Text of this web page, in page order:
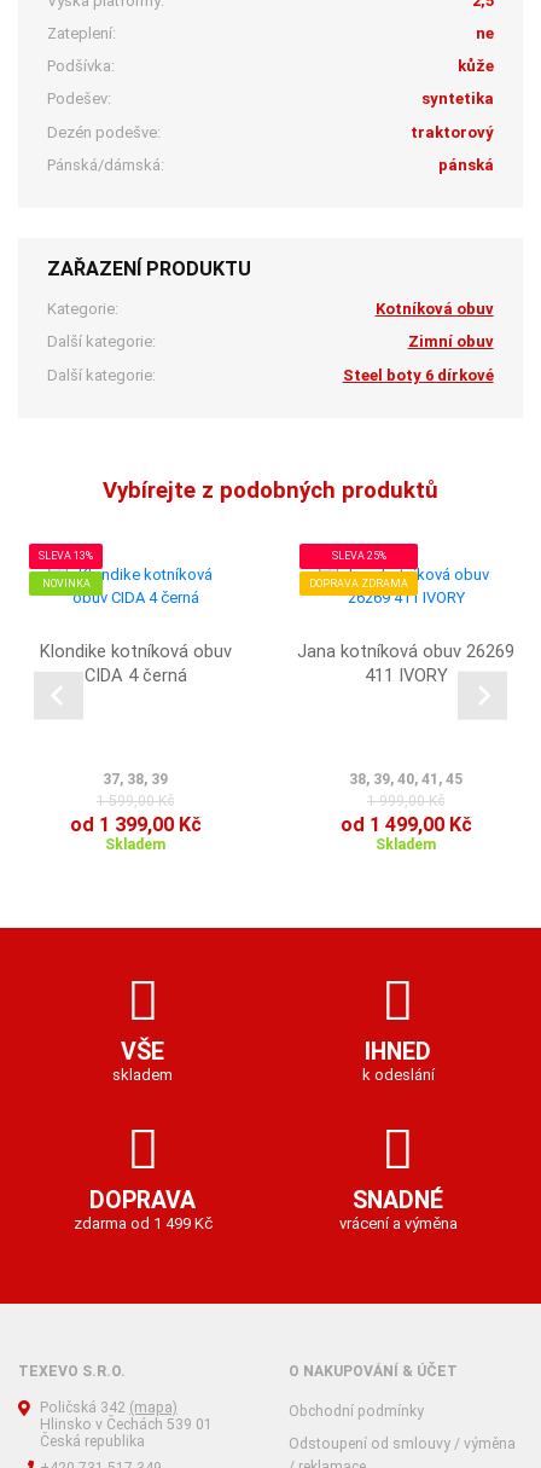
Zateplení:
ne
Podšívka:
kůže
Podešev:
syntetika
Dezén podešve:
traktorový
Pánská/dámská:
pánská
ZAŘAZENÍ PRODUKTU
Kategorie:
Kotníková obuv
Další kategorie:
Zimní obuv
Další kategorie:
Steel boty 6 dírkové
Vybírejte z podobných produktů
SLEVA 13%
NOVINKA
Klondike kotníková obuv
CIDA 4 černá
37, 38, 39
1 599,00 Kč
od 1 399,00 Kč
Skladem
SLEVA 25%
DOPRAVA ZDRAMA
Jana kotníková obuv 26269
411 IVORY
38, 39, 40, 41, 45
1 999,00 Kč
od 1 499,00 Kč
Skladem
VŠE
skladem
IHNED
k odeslání
DOPRAVA
zdarma od 1 499 Kč
SNADNÉ
vrácení a výměna
TEXEVO S.R.O.
Poličská 342 (mapa)
Hlinsko v Čechách 539 01
Česká republika
O NAKUPOVÁNÍ & ÚČET
Obchodní podmínky
Odstoupení od smlouvy / výměna